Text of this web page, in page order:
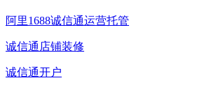
阿里1688诚信通运营托管
诚信通店铺装修
诚信通开户